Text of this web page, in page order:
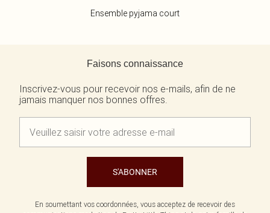
Ensemble pyjama court
Faisons connaissance
Inscrivez-vous pour recevoir nos e-mails, afin de ne
jamais manquer nos bonnes offres.
S'ABONNER
En soumettant vos coordonnées, vous acceptez de recevoir des